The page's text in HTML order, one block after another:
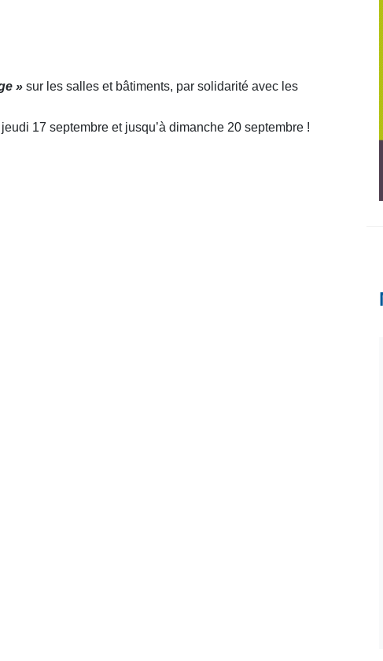
» sur les salles et bâtiments, par solidarité avec les
17 septembre et jusqu’à dimanche 20 septembre !